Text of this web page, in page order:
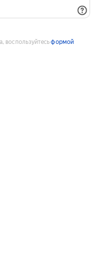
воспользуйтесьформой